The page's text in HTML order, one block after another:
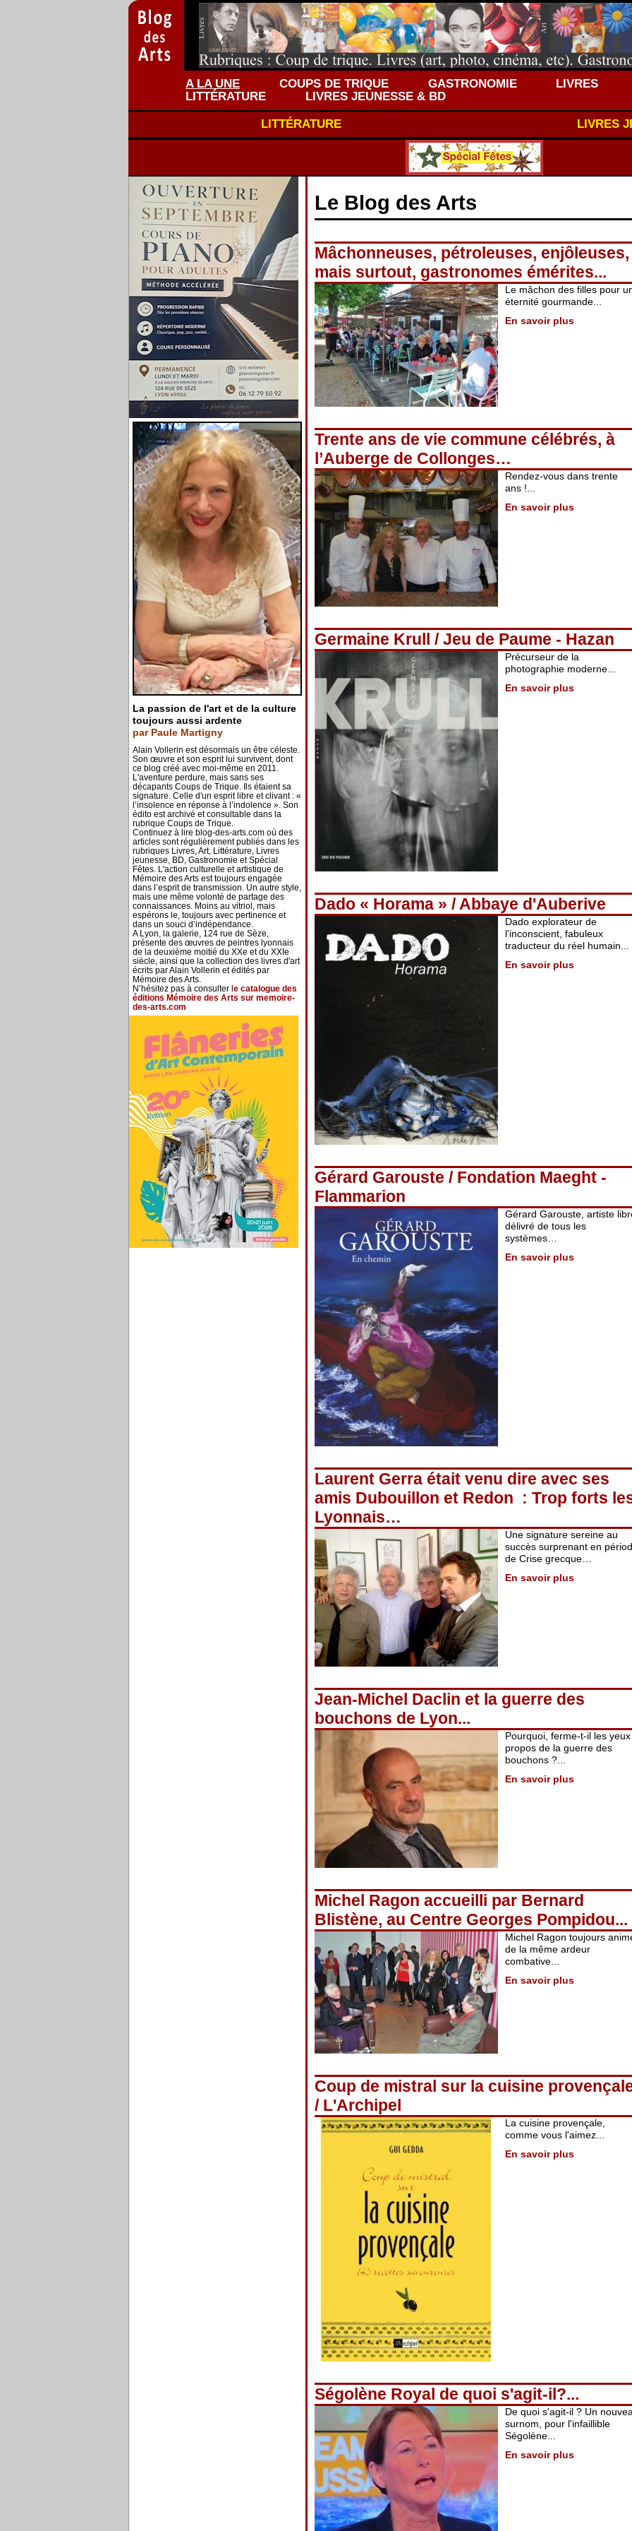
A LA UNE COUPS DE TRIQUE GASTRONOMIE
LIVRES
LITTÉRATURE
LIVRES JEUNESSE & BD
LITTÉRATURE
LIVRES
La passion de l'art et de la culture
toujours aussi ardente
par Paule Martigny
Alain Vollerin est désormais un être céleste.
Son œuvre et son esprit lui survivent, dont
ce blog créé avec moi-même en 2011.
L'aventure perdure, mais sans ses
décapants Coups de Trique. Ils étaient sa
signature. Celle d'un esprit libre et clivant : «
l’insolence en réponse à l’indolence ». Son
édito est archivé et consultable dans la
rubrique Coups de Trique.
Continuez à lire blog-des-arts.com où des
articles sont régulièrement publiés dans les
rubriques Livres, Art, Littérature, Livres
jeunesse, BD, Gastronomie et Spécial
Fêtes. L'action culturelle et artistique de
Mémoire des Arts est toujours engagée
dans l’esprit de transmission. Un autre style,
mais une même volonté de partage des
connaissances. Moins au vitriol, mais
espérons le, toujours avec pertinence et
dans un souci d’indépendance.
A Lyon, la galerie, 124 rue de Sèze,
présente des œuvres de peintres lyonnais
de la deuxième moitié du XXe et du XXIe
siècle, ainsi que la collection des livres d'art
écrits par Alain Vollerin et édités par
Mémoire des Arts.
N’hésitez pas à consulter l e catalogue des
éditions Mémoire des Arts sur memoire-
des-arts.com
Le Blog des Arts
Mâchonneuses, pétroleuses, enjôleuses,
mais surtout, gastronomes émérites...
Le mâchon des filles pour
éternité gourmande...
En savoir plus
Trente ans de vie commune célébrés, à
l’Auberge de Collonges…
Rendez-vous dans trente
ans !...
En savoir plus
Germaine Krull / Jeu de Paume - Hazan
Précurseur de la
photographie moderne...
En savoir plus
Dado « Horama » / Abbaye d'Auberive
Dado explorateur de
l'inconscient, fabuleux
traducteur du réel humain...
En savoir plus
Gérard Garouste / Fondation Maeght -
Flammarion
Gérard Garouste, artiste
délivré de tous les
systèmes…
En savoir plus
Laurent Gerra était venu dire avec ses
amis Dubouillon et Redon : Trop forts
Lyonnais…
Une signature sereine au
succès surprenant en
de Crise grecque…
En savoir plus
Jean-Michel Daclin et la guerre des
bouchons de Lyon...
Pourquoi, ferme-t-il les
propos de la guerre des
bouchons ?...
En savoir plus
Michel Ragon accueilli par Bernard
Blistène, au Centre Georges Pompidou...
Michel Ragon toujours
de la même ardeur
combative...
En savoir plus
Coup de mistral sur la cuisine
/ L'Archipel
La cuisine provençale,
comme vous l'aimez...
En savoir plus
Ségolène Royal de quoi s'agit-il?...
De quoi s'agit-il ? Un
surnom, pour l'infaillible
Ségolène...
En savoir plus